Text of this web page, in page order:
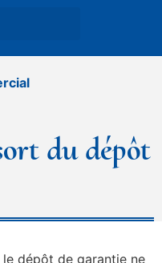
du dépôt
dépôt de garantie ne